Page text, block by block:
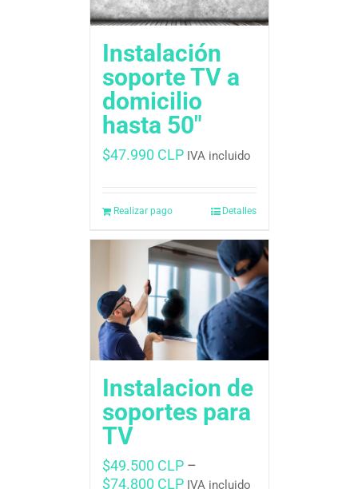
Instalación
soporte TV a
domicilio
hasta 50″
$47.990 CLP IVA incluido
Realizar pago Detalles
Instalacion de
soportes para
TV
$49.500 CLP–
$74.800 CLP IVA incluido